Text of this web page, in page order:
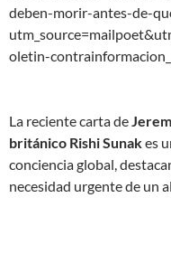
deben-morir-antes-de-
oletin-
La reciente carta de
británico Rishi Sunakes
conciencia global,
necesidad urgente de un